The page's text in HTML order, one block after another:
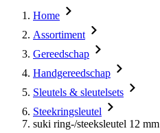
Home
Assortiment
Gereedschap
Handgereedschap
Sleutels & sleutelsets
Steekringsleutel
suki ring-/steeksleutel 12 mm